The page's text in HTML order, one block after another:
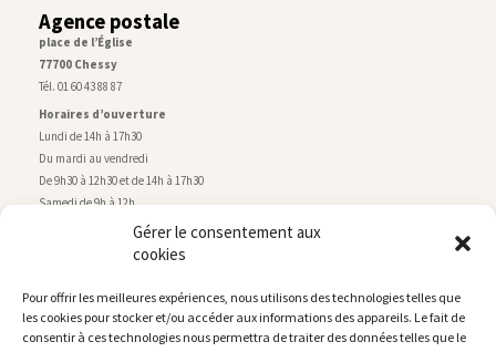
Gérer le consentement aux
cookies
Pour offrir les meilleures expériences, nous utilisons des technologies telles que
les cookies pour stocker et/ou accéder aux informations des appareils. Le fait de
consentir à ces technologies nous permettra de traiter des données telles que le
Agence postale
place de l’Église
77700 Chessy
Tél. 01 60 43 88 87
Horaires d’ouverture
Lundi de 14h à 17h30
Du mardi au vendredi
De 9h30 à 12h30 et de 14h à 17h30
Samedi de 9h à 12h
Service technique
rue de Montry–77700 Chessy
Tél. 01 60 43 52 63